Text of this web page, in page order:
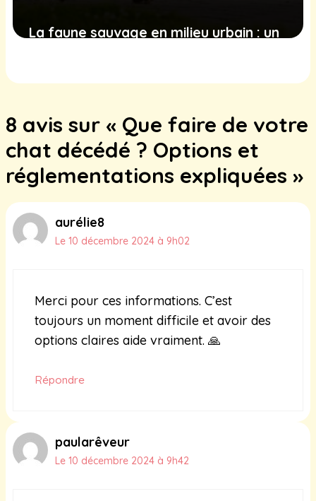
La faune sauvage en milieu urbain : un
16 février 2025
8 avis sur « Que faire de votre
chat décédé ? Options et
réglementations expliquées »
aurélie8
Le 10 décembre 2024 à 9h02
Merci pour ces informations. C’est
toujours un moment difficile et avoir des
options claires aide vraiment. 🙏
Répondre
paularêveur
Le 10 décembre 2024 à 9h42